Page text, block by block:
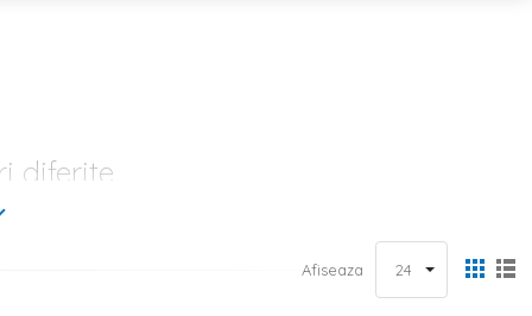
diferite
de munca, unde vizionezi ore in sir serialele preferate,
sa fie unul cald si primitor, iar amenajarea acestuia nu e
usor de utilizat in orice stil de amenajare. La noi pe site
gusturile si toate bugetele. In ceea ce priveste oferta de fotolii, iti
asupra produselor noastre si alege-ti modelul preferat.
Afiseaza